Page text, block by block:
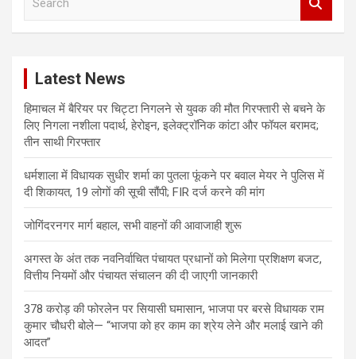
Latest News
हिमाचल में बैरियर पर चिट्टा निगलने से युवक की मौत गिरफ्तारी से बचने के
लिए निगला नशीला पदार्थ, हेरोइन, इलेक्ट्रॉनिक कांटा और फॉयल बरामद;
तीन साथी गिरफ्तार
धर्मशाला में विधायक सुधीर शर्मा का पुतला फूंकने पर बवाल मेयर ने पुलिस में
दी शिकायत, 19 लोगों की सूची सौंपी; FIR दर्ज करने की मांग
जोगिंदरनगर मार्ग बहाल, सभी वाहनों की आवाजाही शुरू
अगस्त के अंत तक नवनिर्वाचित पंचायत प्रधानों को मिलेगा प्रशिक्षण बजट,
वित्तीय नियमों और पंचायत संचालन की दी जाएगी जानकारी
378 करोड़ की फोरलेन पर सियासी घमासान, भाजपा पर बरसे विधायक राम
कुमार चौधरी बोले— “भाजपा को हर काम का श्रेय लेने और मलाई खाने की
आदत”